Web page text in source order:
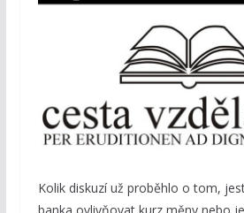
Kolik diskuzí už proběhlo o tom,